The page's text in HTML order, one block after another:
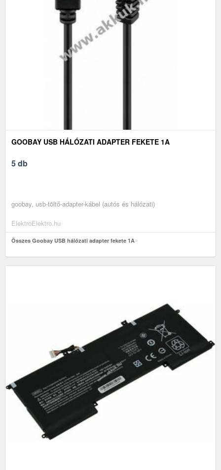
GOOBAY USB HÁLÓZATI ADAPTER FEKETE 1A
5 db
goobay, usb-töltő-adapter-kábel (autós és hálózati)
ElektroElektro.hu
Összes Goobay USB hálózati adapter fekete 1A